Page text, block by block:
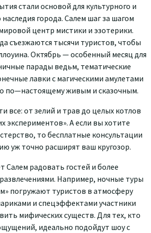
стали основой для культурного и
наследия города. Салем шаг за шагом
ровой центр мистики и эзотерики.
да съезжаются тысячи туристов, чтобы
Октябрь — особенный месяц для
парады ведьм, тематические
ечные лавки с магическими амулетами
о по—настоящемуживым и сказочным.
все: от зелий и трав до целых котлов
х экспериментов». А если вы хотите
то бесплатные консультации
уж точно расширят ваш кругозор.
Салем радовать гостей и более
развлечениями. Например, ночные туры
погружают туристов в атмосферу
ариками и спецэффектами участники
ить мифическихсуществ. Для тех, кто
щущений, идеально подойдут шоус